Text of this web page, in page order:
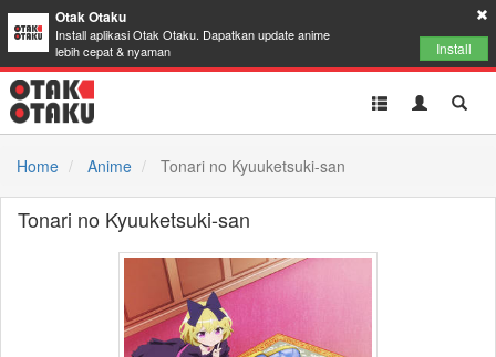
Otak Otaku
Install aplikasi Otak Otaku. Dapatkan update anime
lebih cepat & nyaman
Install
Toggle
Toggle
Home
Anime Tonari no Kyuuketsuki-san
Tonari no Kyuuketsuki-san